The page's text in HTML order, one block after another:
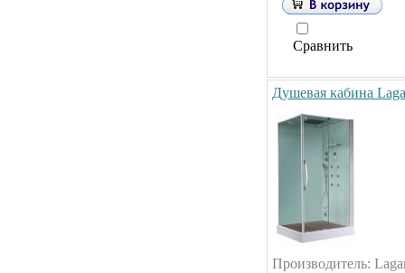
Сравнить
Душевая кабина
Производитель: